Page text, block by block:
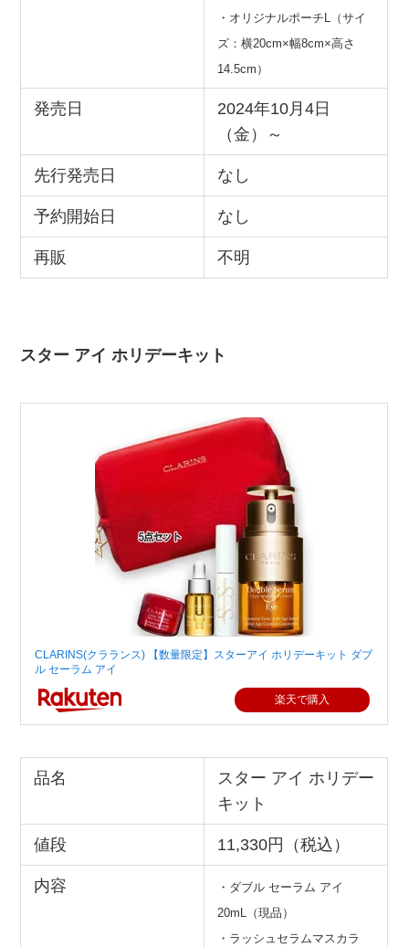
・オリジナルポーチL（サイ
ズ：横20cm×幅8cm×高さ
14.5cm）
発売日
2024年10月4日
（金）～
先行発売日 なし
予約開始日 なし
再販 不明
スター アイ ホリデーキット
CLARINS(クラランス) 【数量限定】スターアイ ホリデーキット ダブ
ル セーラム アイ
楽天で購入
品名
スター アイ ホリデー
キット
値段 11,330円（税込）
内容
・ダブル セーラム アイ
20mL（現品）
・ラッシュセラムマスカラ